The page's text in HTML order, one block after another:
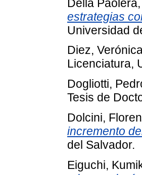
Della
estrategias
Universidad
Diez,
Licenciatura,
Dogliotti,
Tesis de
Dolcini,
incremento
del Salvador.
Eiguchi,